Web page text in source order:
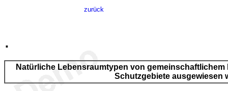
zurück
.
Natürliche Lebensraumtypen von
Schutzgebiete ausgewiesen